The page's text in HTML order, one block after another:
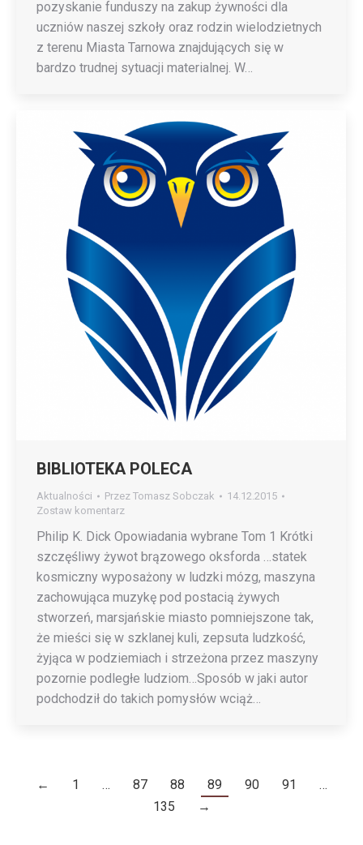
pozyskanie funduszy na zakup żywności dla
uczniów naszej szkoły oraz rodzin wielodzietnych
z terenu Miasta Tarnowa znajdujących się w
bardzo trudnej sytuacji materialnej. W…
BIBLIOTEKA POLECA
Aktualności Przez Tomasz Sobczak
14.12.2015
Zostaw komentarz
Philip K. Dick Opowiadania wybrane Tom 1 Krótki
szczęśliwy żywot brązowego oksforda …statek
kosmiczny wyposażony w ludzki mózg, maszyna
zachowująca muzykę pod postacią żywych
stworzeń, marsjańskie miasto pomniejszone tak,
że mieści się w szklanej kuli, zepsuta ludzkość,
żyjąca w podziemiach i strzeżona przez maszyny
pozornie podległe ludziom…Sposób w jaki autor
podchodził do takich pomysłów wciąż…
← 1 … 87 88 89 90 91
…
135
→